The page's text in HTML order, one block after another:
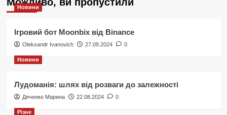
Новини
Ігровий бот Moonbix від Binance
Oleksandr Ivanovich 27.09.2024 0
Новини
Лудоманія: шлях від розваги до залежності
Дяченко Марина 22.08.2024 0
Різне